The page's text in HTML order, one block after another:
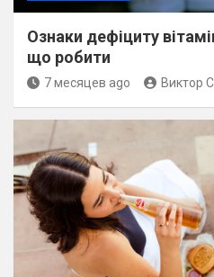
Ознаки дефіциту
що робити
7 месяцев ago Виктор